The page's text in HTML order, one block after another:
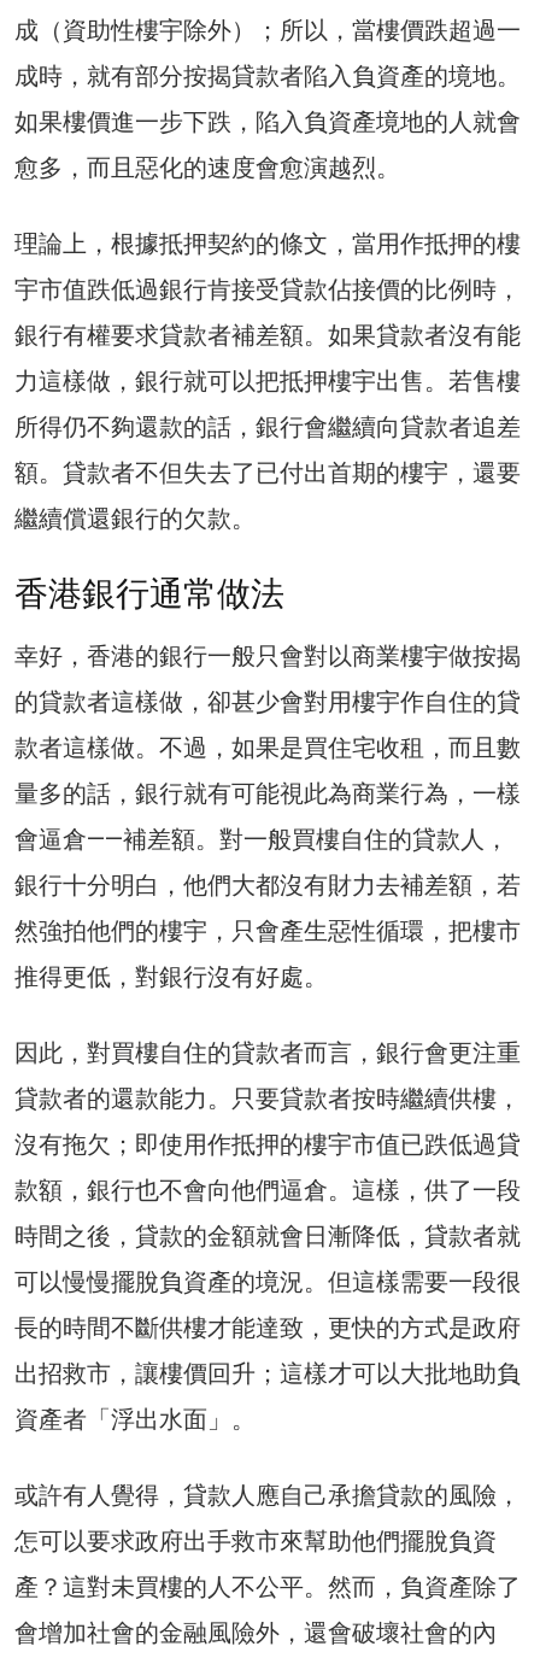
成（資助性樓宇除外）；所以，當樓價跌超過一
成時，就有部分按揭貸款者陷入負資產的境地。
如果樓價進一步下跌，陷入負資產境地的人就會
愈多，而且惡化的速度會愈演越烈。
理論上，根據抵押契約的條文，當用作抵押的樓
宇市值跌低過銀行肯接受貸款佔接價的比例時，
銀行有權要求貸款者補差額。如果貸款者沒有能
力這樣做，銀行就可以把抵押樓宇出售。若售樓
所得仍不夠還款的話，銀行會繼續向貸款者追差
額。貸款者不但失去了已付出首期的樓宇，還要
繼續償還銀行的欠款。
香港銀行通常做法
幸好，香港的銀行一般只會對以商業樓宇做按揭
的貸款者這樣做，卻甚少會對用樓宇作自住的貸
款者這樣做。不過，如果是買住宅收租，而且數
量多的話，銀行就有可能視此為商業行為，一樣
會逼倉——補差額。對一般買樓自住的貸款人，
銀行十分明白，他們大都沒有財力去補差額，若
然強拍他們的樓宇，只會產生惡性循環，把樓市
推得更低，對銀行沒有好處。
因此，對買樓自住的貸款者而言，銀行會更注重
貸款者的還款能力。只要貸款者按時繼續供樓，
沒有拖欠；即使用作抵押的樓宇市值已跌低過貸
款額，銀行也不會向他們逼倉。這樣，供了一段
時間之後，貸款的金額就會日漸降低，貸款者就
可以慢慢擺脫負資產的境況。但這樣需要一段很
長的時間不斷供樓才能達致，更快的方式是政府
出招救市，讓樓價回升；這樣才可以大批地助負
資產者「浮出水面」。
或許有人覺得，貸款人應自己承擔貸款的風險，
怎可以要求政府出手救市來幫助他們擺脫負資
產？這對未買樓的人不公平。然而，負資產除了
會增加社會的金融風險外，還會破壞社會的內